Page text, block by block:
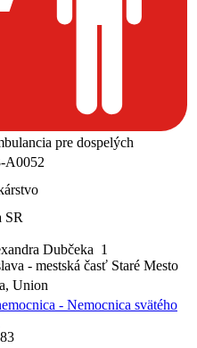
pre dospelých
A0052
SR
Dubčeka 1
- mestská časť Staré Mesto
Union
- Nemocnica svätého